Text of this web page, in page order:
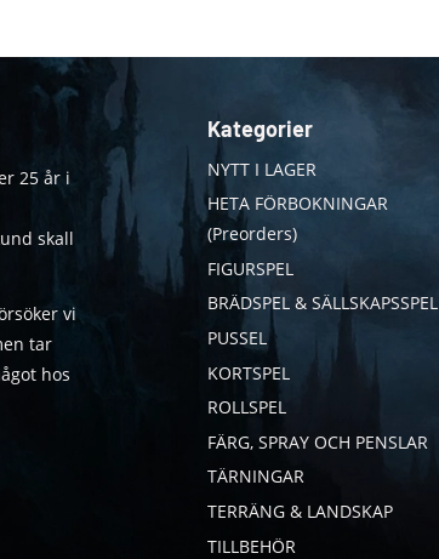
25 år i
skall
vi
tar
hos
Kategorier
NYTT I LAGER
HETA FÖRBOKNINGAR
(Preorders)
FIGURSPEL
BRÄDSPEL & SÄLLSKAPSSPEL
PUSSEL
KORTSPEL
ROLLSPEL
FÄRG, SPRAY OCH PENSLAR
TÄRNINGAR
TERRÄNG & LANDSKAP
TILLBEHÖR